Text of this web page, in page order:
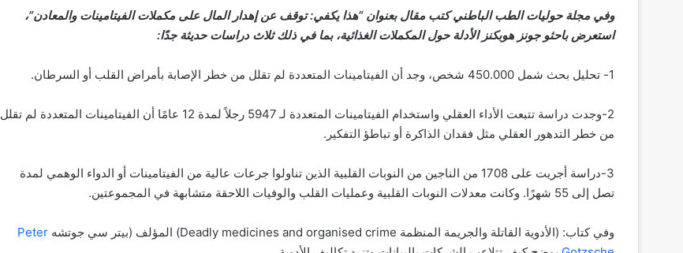
وفي مجلة حوليات الطب الباطني كتب مقال بعنوان “هذا يكفي: توقف عن إهدار المال على مكملات الفيتامينات والمعادن”،
استعرض باحثو جونز هوبكنز الأدلة حول المكملات الغذائية، بما في ذلك ثلاث دراسات حديثة جدًا:
1- تحليل بحث شمل 450.000 شخص، وجد أن الفيتامينات المتعددة لم تقلل من خطر الإصابة بأمراض القلب أو السرطان.
2-وجدت دراسة تتبعت الأداء العقلي واستخدام الفيتامينات المتعددة لـ 5947 رجلاً لمدة 12 عامًا أن الفيتامينات المتعددة لم تقلل
من خطر التدهور العقلي مثل فقدان الذاكرة أو تباطؤ التفكير.
3-دراسة أجريت على 1708 من الناجين من النوبات القلبية الذين تناولوا جرعات عالية من الفيتامينات أو الدواء الوهمي لمدة
تصل إلى 55 شهرًا. وكانت معدلات النوبات القلبية وعمليات القلب والوفيات اللاحقة متشابهة في المجموعتين.
وفي كتاب: (الأدوية القاتلة والجريمة المنظمة Deadly medicines and organised crime) المؤلف (بيتر سي جوتشه
Peter